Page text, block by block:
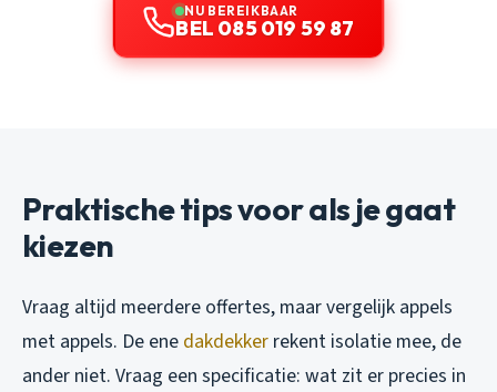
NU BEREIKBAAR
BEL 085 019 59 87
Praktische tips voor als je gaat
kiezen
Vraag altijd meerdere offertes, maar vergelijk appels
met appels. De ene dakdekker rekent isolatie mee, de
ander niet. Vraag een specificatie: wat zit er precies in